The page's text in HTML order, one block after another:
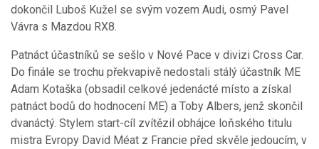
dokončil Luboš Kužel se svým vozem Audi, osmý Pavel
Vávra s Mazdou RX8.
Patnáct účastníků se sešlo v Nové Pace v divizi Cross Car.
Do finále se trochu překvapivě nedostali stálý účastník ME
Adam Kotaška (obsadil celkové jedenácté místo a získal
patnáct bodů do hodnocení ME) a Toby Albers, jenž skončil
dvanáctý. Stylem start-cíl zvítězil obhájce loňského titulu
mistra Evropy David Méat z Francie před skvěle jedoucím, v